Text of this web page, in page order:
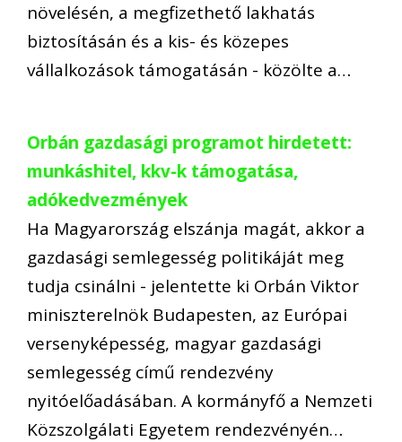
növelésén, a megfizethető lakhatás
biztosításán és a kis- és közepes
vállalkozások támogatásán - közölte a…
Orbán gazdasági programot hirdetett:
munkáshitel, kkv-k támogatása,
adókedvezmények
Ha Magyarország elszánja magát, akkor a
gazdasági semlegesség politikáját meg
tudja csinálni - jelentette ki Orbán Viktor
miniszterelnök Budapesten, az Európai
versenyképesség, magyar gazdasági
semlegesség című rendezvény
nyitóelőadásában. A kormányfő a Nemzeti
Közszolgálati Egyetem rendezvényén…